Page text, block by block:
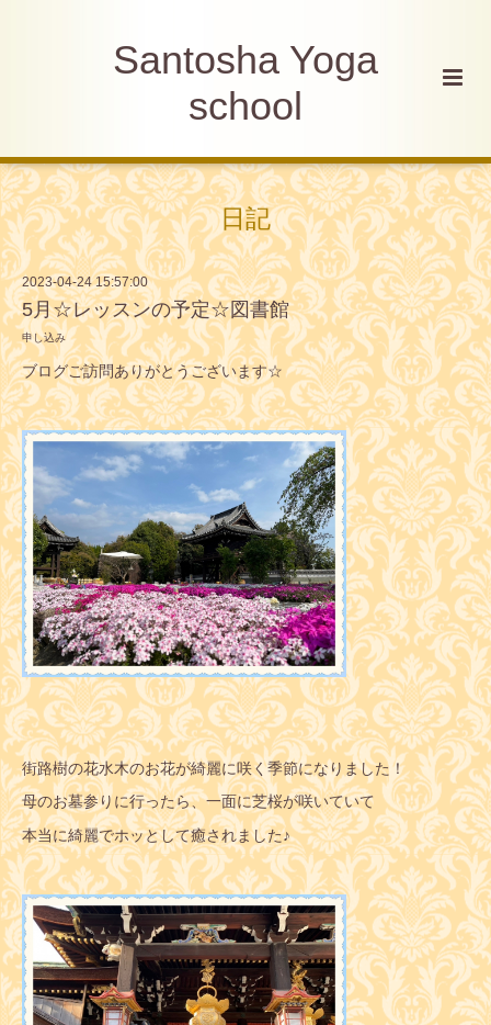
Santosha Yoga
school
日記
2023-04-24 15:57:00
5月☆レッスンの予定☆図書館
申し込み
ブログご訪問ありがとうございます☆
街路樹の花水木のお花が綺麗に咲く季節になりました！
母のお墓参りに行ったら、一面に芝桜が咲いていて
本当に綺麗でホッとして癒されました♪